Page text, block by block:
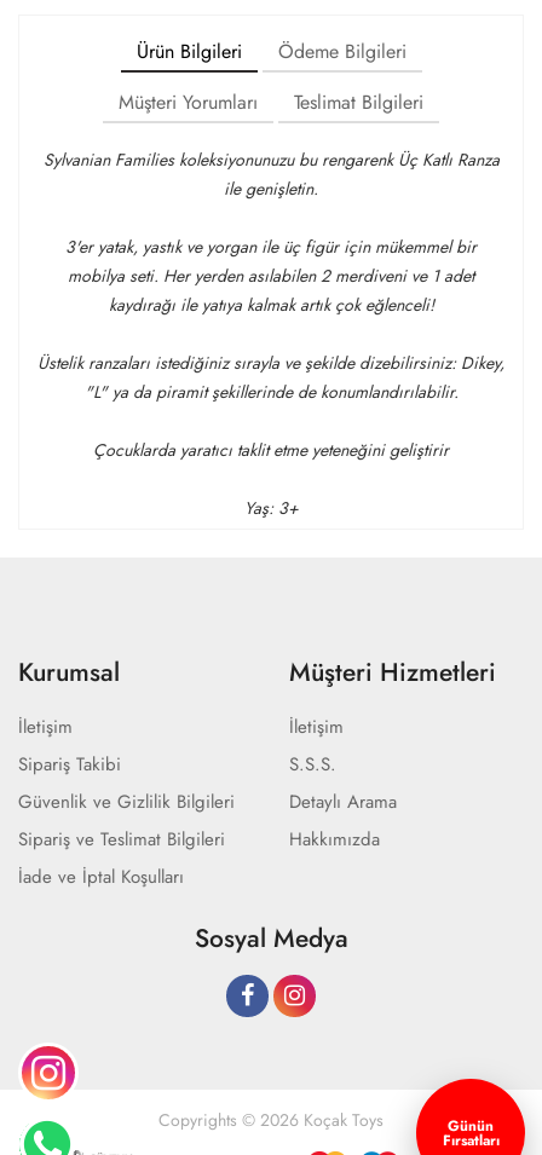
Ürün Bilgileri
Ödeme Bilgileri
Müşteri Yorumları
Teslimat Bilgileri
Sylvanian Families koleksiyonunuzu bu rengarenk Üç Katlı Ranza
ile genişletin.
3'er yatak, yastık ve yorgan ile üç figür için mükemmel bir
mobilya seti. Her yerden asılabilen 2 merdiveni ve 1 adet
kaydırağı ile yatıya kalmak artık çok eğlenceli!
Üstelik ranzaları istediğiniz sırayla ve şekilde dizebilirsiniz: Dikey,
"L" ya da piramit şekillerinde de konumlandırılabilir.
Çocuklarda yaratıcı taklit etme yeteneğini geliştirir
Yaş: 3+
Kurumsal
İletişim
Sipariş Takibi
Güvenlik ve Gizlilik Bilgileri
Sipariş ve Teslimat Bilgileri
İade ve İptal Koşulları
Müşteri Hizmetleri
İletişim
S.S.S.
Detaylı Arama
Hakkımızda
Sosyal Medya
Copyrights © 2026 Koçak Toys Günün
Fırsatları